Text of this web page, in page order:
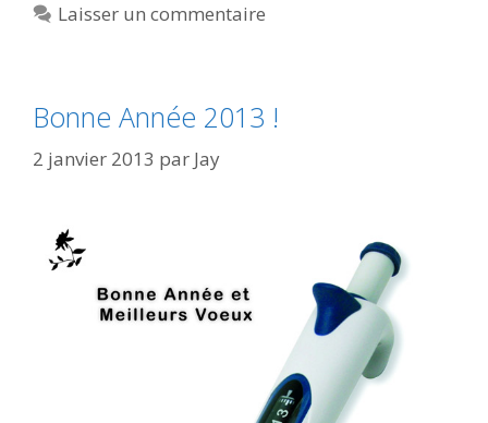
Laisser un commentaire
Bonne Année 2013 !
2 janvier 2013 par Jay